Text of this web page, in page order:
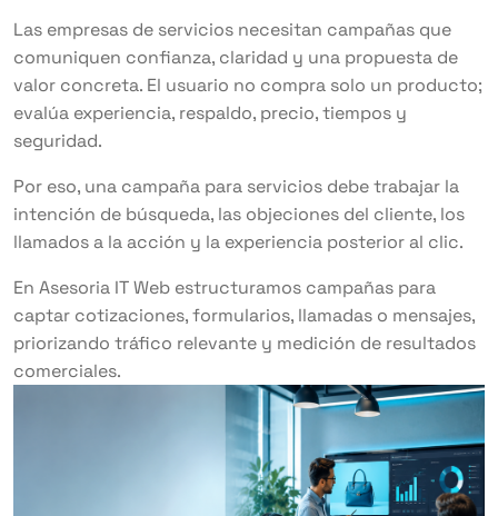
Las empresas de servicios necesitan campañas que
comuniquen confianza, claridad y una propuesta de
valor concreta. El usuario no compra solo un producto;
evalúa experiencia, respaldo, precio, tiempos y
seguridad.
Por eso, una campaña para servicios debe trabajar la
intención de búsqueda, las objeciones del cliente, los
llamados a la acción y la experiencia posterior al clic.
En Asesoria IT Web estructuramos campañas para
captar cotizaciones, formularios, llamadas o mensajes,
priorizando tráfico relevante y medición de resultados
comerciales.